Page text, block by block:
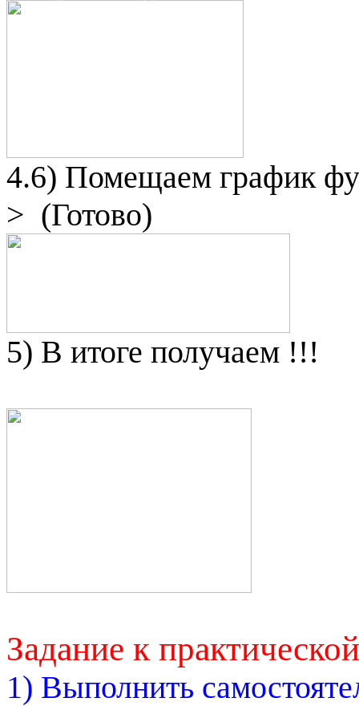
4.6) Помещаем график
> (Готово)
5) В итоге получаем !!!
Задание к
1) Выполнить